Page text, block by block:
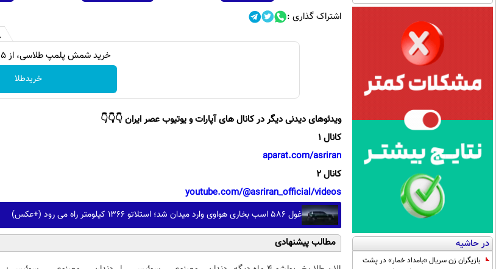
در حاشیه
بازیگران زن سریال «بامداد خمار» در پشت
اشتراک گذاری :
خرید شمش پلمپ طلاسی، از ۰.۵ گرم تا ۱۰ گرم
خریدطلا
ویدئوهای دیدنی دیگر در کانال های آپارات و یوتیوب عصر ایران 👇👇👇
کانال 1
aparat.com/asriran
کانال 2
youtube.com/@asriran_official/videos
غول 586 اسب بخاری هواوی وارد میدان شد؛ استلاتو 1366 کیلومتر راه می رود (+عکس)
مطالب پیشنهادی